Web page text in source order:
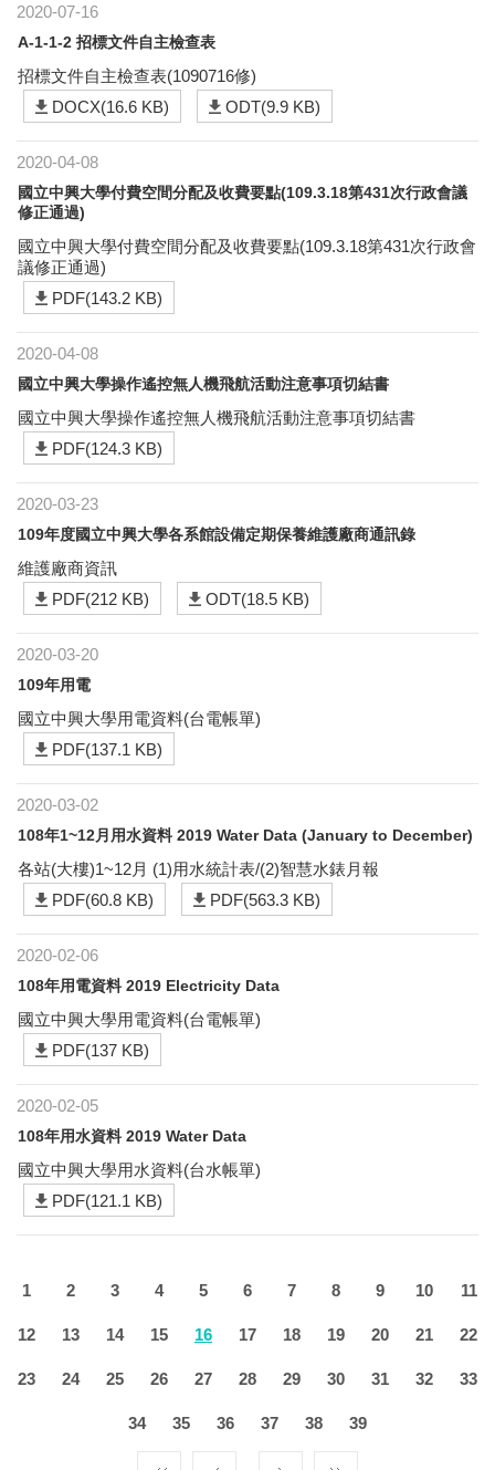
2020-07-16
A-1-1-2 招標文件自主檢查表
招標文件自主檢查表(1090716修)
DOCX(16.6 KB)
ODT(9.9 KB)
2020-04-08
國立中興大學付費空間分配及收費要點(109.3.18第431次行政會議
修正通過)
國立中興大學付費空間分配及收費要點(109.3.18第431次行政會
議修正通過)
PDF(143.2 KB)
2020-04-08
國立中興大學操作遙控無人機飛航活動注意事項切結書
國立中興大學操作遙控無人機飛航活動注意事項切結書
PDF(124.3 KB)
2020-03-23
109年度國立中興大學各系館設備定期保養維護廠商通訊錄
維護廠商資訊
PDF(212 KB)
ODT(18.5 KB)
2020-03-20
109年用電
國立中興大學用電資料(台電帳單)
PDF(137.1 KB)
2020-03-02
108年1~12月用水資料 2019 Water Data (January to December)
各站(大樓)1~12月 (1)用水統計表/(2)智慧水錶月報
PDF(60.8 KB)
PDF(563.3 KB)
2020-02-06
108年用電資料 2019 Electricity Data
國立中興大學用電資料(台電帳單)
PDF(137 KB)
2020-02-05
108年用水資料 2019 Water Data
國立中興大學用水資料(台水帳單)
PDF(121.1 KB)
1 2 3 4 5 6 7 8 9 10 11
12 13 14 15 16 17 18 19 20 21 22
23 24 25 26 27 28 29 30 31 32 33
34 35 36 37 38 39